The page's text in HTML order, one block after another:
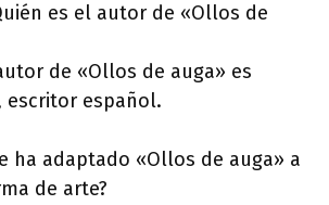
es el autor de «Ollos de
de «Ollos de auga» es
escritor español.
ha adaptado «Ollos de auga» a
de arte?